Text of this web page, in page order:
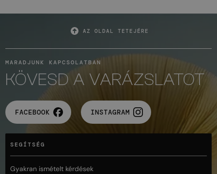
AZ OLDAL TETEJÉRE
MARADJUNK KAPCSOLATBAN
KÖVESD A VARÁZSLATOT
FACEBOOK INSTAGRAM
SEGÍTSÉG
Gyakran ismételt kérdések